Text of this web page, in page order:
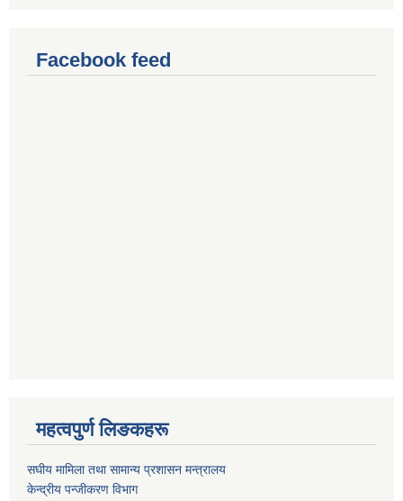
Facebook feed
महत्वपुर्ण लिङकहरू
स‌घीय मामिला तथा सामान्य प्रशासन मन्त्रालय
केन्द्रीय पन्जीकरण विभाग